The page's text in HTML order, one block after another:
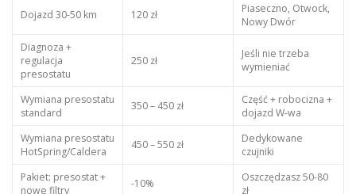
Dojazd 30-50 km 120 zł
Piaseczno, Otwock,
Nowy Dwór
Diagnoza +
regulacja
presostatu
250 zł
Jeśli nie trzeba
wymieniać
Wymiana presostatu
standard
350 – 450 zł
Część + robocizna +
dojazd W-wa
Wymiana presostatu
HotSpring/Caldera
450 – 550 zł
Dedykowane
czujniki
Pakiet: presostat +
nowe filtry
-10%
Oszczędzasz 50-80
zł